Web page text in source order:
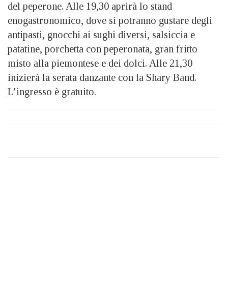
del peperone. Alle 19,30 aprirà lo stand
enogastronomico, dove si potranno gustare degli
antipasti, gnocchi ai sughi diversi, salsiccia e
patatine, porchetta con peperonata, gran fritto
misto alla piemontese e dei dolci. Alle 21,30
inizierà la serata danzante con la Shary Band.
L’ingresso è gratuito.